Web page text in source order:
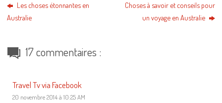
Les choses étonnantes en
Australie
Choses à savoir et conseils pour
un voyage en Australie
17 commentaires :
Travel Tv via Facebook
20 novembre 2014 à 10:25 AM